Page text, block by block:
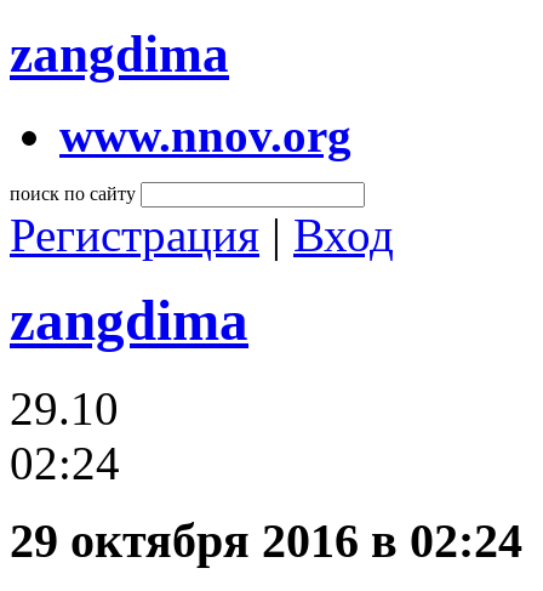
zangdima
www.nnov.org
поиск по сайту
Регистрация | Вход
zangdima
29.10
02:24
29 октября 2016 в 02:24